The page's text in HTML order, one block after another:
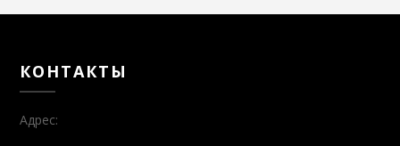
КОНТАКТЫ
Адрес: